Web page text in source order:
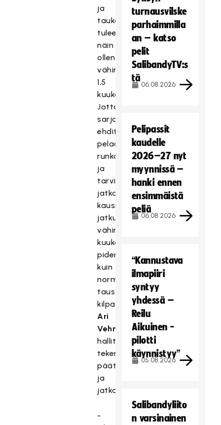
ja
taukoa
tulee
näin
ollen
vähintään
1,5
kuukautta.
Jotta
sarjoissa
ehditään
pelaamaan
runkosarjat
ja
tarvittavat
jatkopelit,
kausi
jatkuu
vähintään
kuukautta
pidempään
kuin
normaalitilanteessa,
taustoittaa
kilpailupäällikkö
Ari
Vehniäinen
hallituksen
tekemää
päätöstä
ja
jatkaa:
-
turnausvilske
parhaimmilla
an – katso
pelit
SalibandyTV:s
tä
06.08.2026
Pelipassit
kaudelle
2026–27 nyt
myynnissä –
hanki ennen
ensimmäistä
peliä
06.08.2026
“Kannustava
ilmapiiri
syntyy
yhdessä –
Reilu
Aikuinen -
pilotti
käynnistyy”
05.08.2026
Salibandyliito
n varsinainen